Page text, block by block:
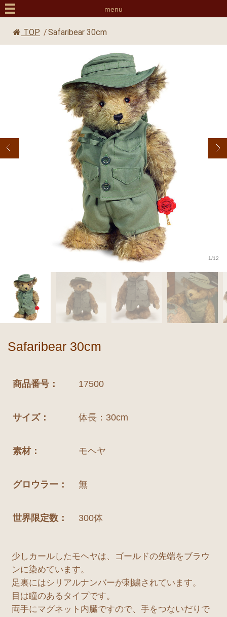
menu
TOP /Safaribear 30cm
1/12
Safaribear 30cm
商品番号： 17500
サイズ： 体長：30cm
素材： モヘヤ
グロウラー： 無
世界限定数： 300体
少しカールしたモヘヤは、ゴールドの先端をブラウ
ンに染めています。
足裏にはシリアルナンバーが刺繍されています。
目は瞳のあるタイプです。
両手にマグネット内臓ですので、手をつないだりで